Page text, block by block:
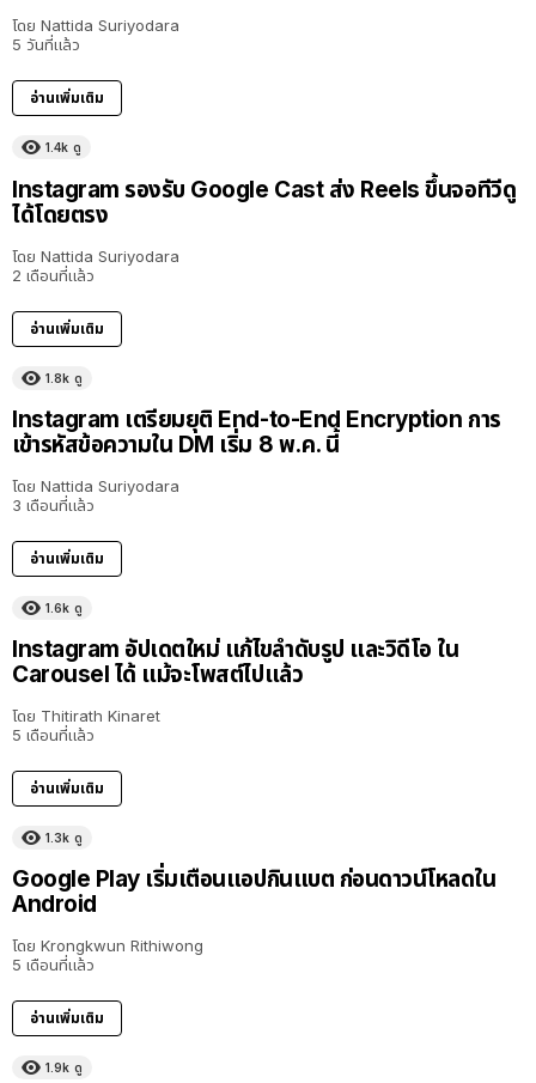
โดย Nattida Suriyodara
5 วันที่แล้ว
อ่านเพิ่มเติม
1.4k ดู
Instagram รองรับ Google Cast ส่ง Reels ขึ้นจอทีวีดู
ได้โดยตรง
โดย Nattida Suriyodara
2 เดือนที่แล้ว
อ่านเพิ่มเติม
1.8k ดู
Instagram เตรียมยุติ End-to-End Encryption การ
เข้ารหัสข้อความใน DM เริ่ม 8 พ.ค. นี้
โดย Nattida Suriyodara
3 เดือนที่แล้ว
อ่านเพิ่มเติม
1.6k ดู
Instagram อัปเดตใหม่ แก้ไขลำดับรูป และวิดีโอ ใน
Carousel ได้ แม้จะโพสต์ไปแล้ว
โดย Thitirath Kinaret
5 เดือนที่แล้ว
อ่านเพิ่มเติม
1.3k ดู
Google Play เริ่มเตือนแอปกินแบต ก่อนดาวน์โหลดใน
Android
โดย Krongkwun Rithiwong
5 เดือนที่แล้ว
อ่านเพิ่มเติม
1.9k ดู